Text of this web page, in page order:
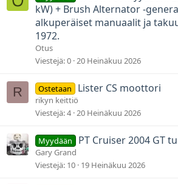
kW) + Brush Alternator -
alkuperäiset manuaalit ja
1972.
Otus
Viestejä 0 20 Heinäkuu 2026
R Ostetaan Lister CS moottori
rikyn keittiö
Viestejä 4 20 Heinäkuu 2026
Myydään PT Cruiser 2004 GT
Gary Grand
Viestejä 10 19 Heinäkuu 2026